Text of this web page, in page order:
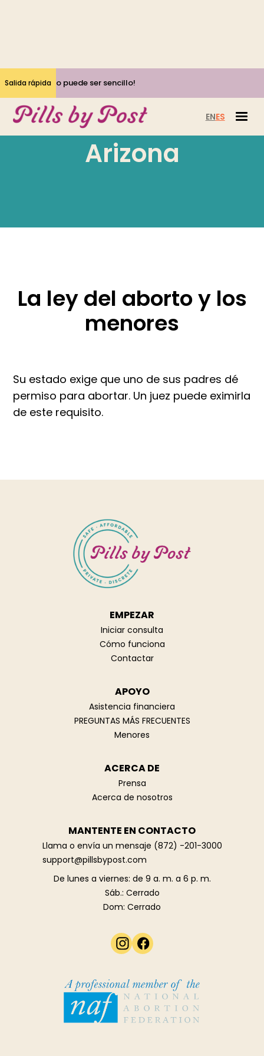
¡Sí, el aborto puede ser sencillo!
Salida rápida
ENES
Arizona
La ley del aborto y los
menores
Su estado exige que uno de sus padres dé
permiso para abortar. Un juez puede eximirla
de este requisito.
EMPEZAR
Iniciar consulta
Cómo funciona
Contactar
APOYO
Asistencia financiera
PREGUNTAS MÁS FRECUENTES
Menores
ACERCA DE
Prensa
Acerca de nosotros
MANTENTE EN CONTACTO
Llama o envía un mensaje (872) -201-3000
support@pillsbypost.com
De lunes a viernes: de 9 a. m. a 6 p. m.
Sáb.: Cerrado
Dom: Cerrado